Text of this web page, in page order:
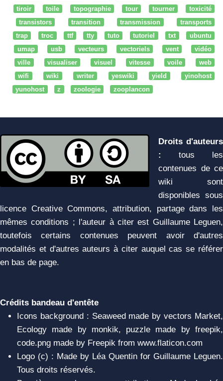
tiroir
toile topographie tour tourner
toxicité
transistors
transition transmission
transports
trap
troc ttf tty tuto tutoriel txt
ubuntu
umap
usb vecteurs vectoriels vent
vidéo
ville
visualiser visuel vitesse voile
web
wifi
wiki writer yeswiki yield
yinohost
yunohost
z zoologie zooplancon
Droits d'auteurs
:
tous les
contenues de ce
wiki sont
disponibles sous
licence Creative Commons, attribution, partage dans les
mêmes conditions ; l'auteur à citer est Guillaume Leguen,
toutefois certains contenues peuvent avoir d'autres
modalités et d'autres auteurs à citer auquel cas se référer
en bas de page.
Crédits bandeau d'entête
Icons background : Seaweed made by vectors Market,
Ecology made by monkik, puzzle made by freepik,
code.png made by Freepik from www.flaticon.com
Logo (c) : Made by Léa Quentin for Guillaume Leguen.
Tous droits réservés.